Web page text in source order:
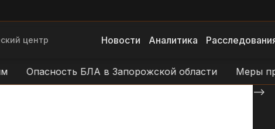
центр Новости Аналитика
Опасность БЛА в Запорожской области Меры
-->